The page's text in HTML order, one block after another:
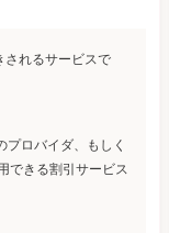
れるサービスで
ロバイダ、もしく
できる割引サービス